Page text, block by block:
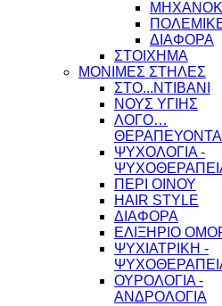
ΔΙΑΦΟΡΑ
ΣΤΟΙΧΗΜΑ
ΜΟΝΙΜΕΣ ΣΤΗΛΕΣ
ΣΤΟ...ΝΤΙΒΑΝΙ
ΝΟΥΣ ΥΓΙΗΣ
ΛΟΓΟ…
ΨΥΧΟΛΟΓΙΑ -
ΠΕΡΙ ΟΙΝΟΥ
HAIR STYLE
ΔΙΑΦΟΡΑ
ΕΛΙΞΗΡΙΟ
ΨΥΧΙΑΤΡΙΚΗ -
ΟΥΡΟΛΟΓΙΑ -
ΑΝΔΡΟΛΟΓΙΑ